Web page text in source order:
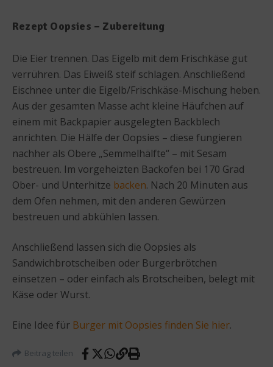
Rezept Oopsies – Zubereitung
Die Eier trennen. Das Eigelb mit dem Frischkäse gut
verrühren. Das Eiweiß steif schlagen. Anschließend
Eischnee unter die Eigelb/Frischkäse-Mischung heben.
Aus der gesamten Masse acht kleine Häufchen auf
einem mit Backpapier ausgelegten Backblech
anrichten. Die Hälfe der Oopsies – diese fungieren
nachher als Obere „Semmelhälfte“ – mit Sesam
bestreuen. Im vorgeheizten Backofen bei 170 Grad
Ober- und Unterhitze backen. Nach 20 Minuten aus
dem Ofen nehmen, mit den anderen Gewürzen
bestreuen und abkühlen lassen.
Anschließend lassen sich die Oopsies als
Sandwichbrotscheiben oder Burgerbrötchen
einsetzen – oder einfach als Brotscheiben, belegt mit
Käse oder Wurst.
Eine Idee für Burger mit Oopsies finden Sie hier.
Beitrag teilen